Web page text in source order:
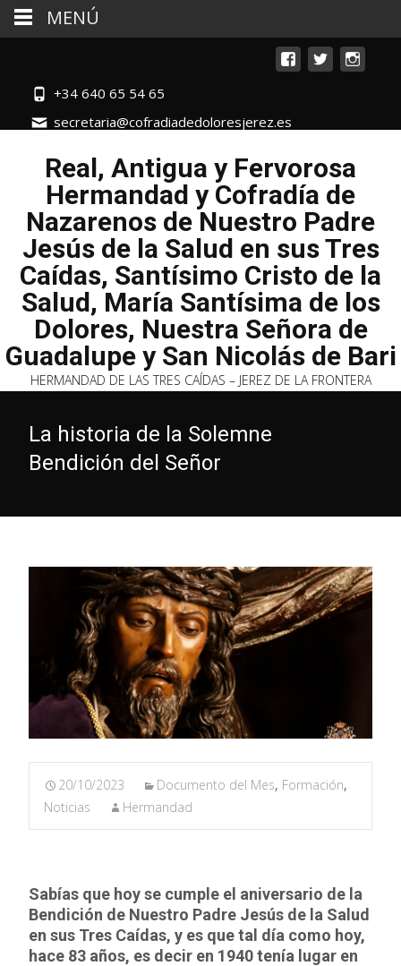
+34 640 65 54 65
secretaria@cofradiadedoloresjerez.es
Real, Antigua y Fervorosa
Hermandad y Cofradía de
Nazarenos de Nuestro Padre
Jesús de la Salud en sus Tres
Caídas, Santísimo Cristo de la
Salud, María Santísima de los
Dolores, Nuestra Señora de
Guadalupe y San Nicolás de Bari
HERMANDAD DE LAS TRES CAÍDAS – JEREZ DE LA FRONTERA
La historia de la Solemne
Bendición del Señor
20/10/2023 Documento del Mes, Formación,
Noticias
Hermandad
Sabías que hoy se cumple el aniversario de la
Bendición de Nuestro Padre Jesús de la Salud
en sus Tres Caídas, y es que tal día como hoy,
hace 83 años, es decir en 1940 tenía lugar en
MENÚ